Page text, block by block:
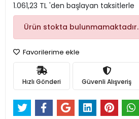
1.061,23 TL 'den başlayan taksitlerle
Ürün stokta bulunmamaktadır.
Favorilerime ekle
Hızlı Gönderi Güvenli Alışveriş